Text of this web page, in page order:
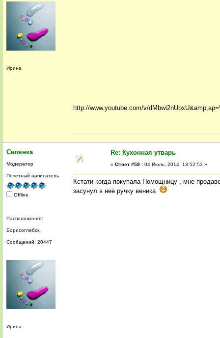
Ирина
http://www.youtube.com/v/
Селянка
Модератор
Почетный написатель
Offline
Расположение:
Борисоглебск.
Сообщений: 20447
Ирина
Re: Кухонная утварь
« Ответ #59 : 04 Июль, 2014, 13:52:53 »
Кстати когда покупала Помощницу , мне
засунул в неё ручку веника